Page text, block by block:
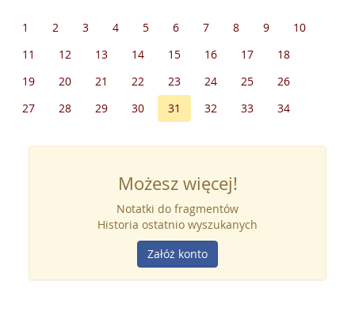
1 2 3 4 5 6 7 8 9
10
11
12 13 14 15 16 17
18
19
20 21 22 23 24 25
26
27
28 29 30 31 32 33 34
Możesz więcej!
Notatki do fragmentów
Historia ostatnio wyszukanych
Załóż konto